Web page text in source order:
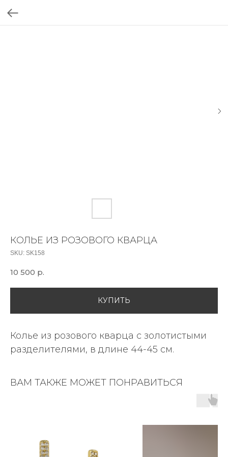
КОЛЬЕ ИЗ РОЗОВОГО КВАРЦА
SKU: SK158
10 500 р.
КУПИТЬ
Колье из розового кварца с золотистыми
разделителями, в длине 44-45 см.
ВАМ ТАКЖЕ МОЖЕТ ПОНРАВИТЬСЯ